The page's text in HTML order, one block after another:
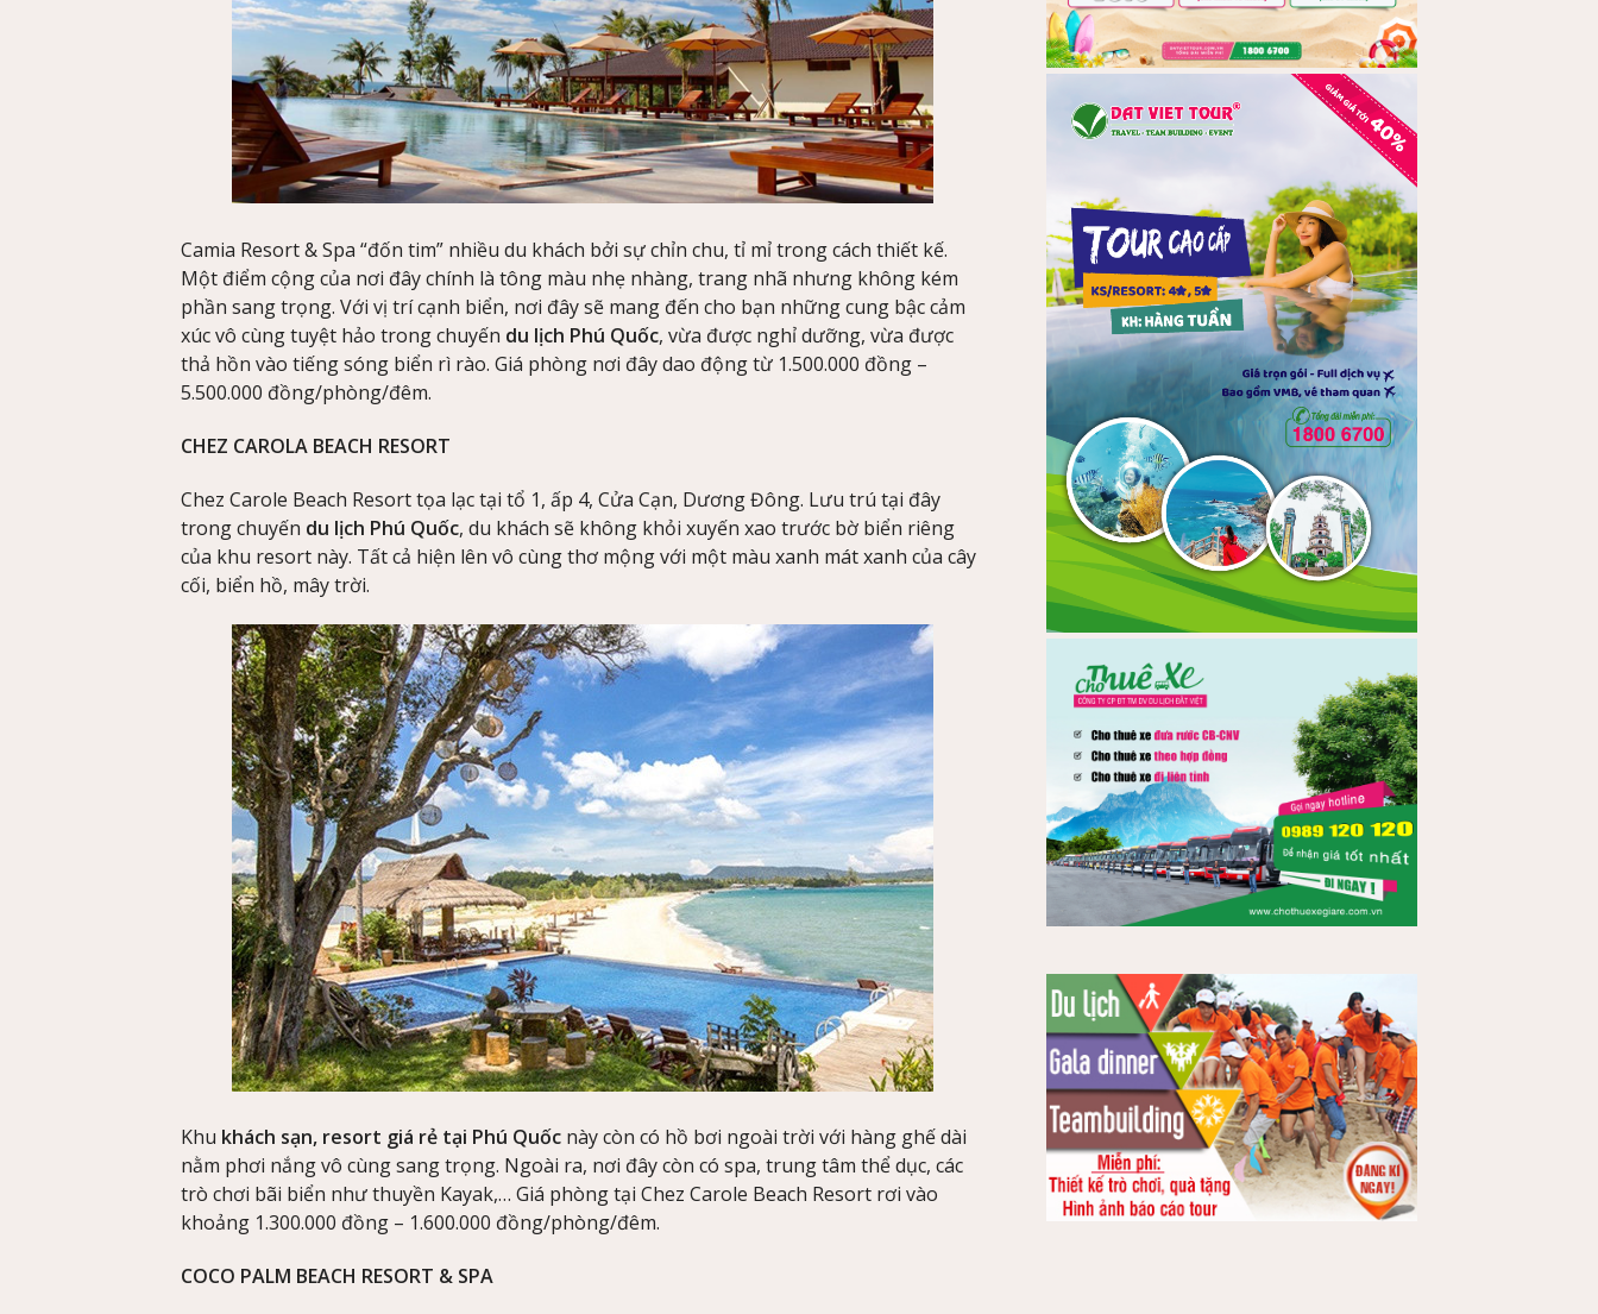
Camia Resort & Spa “đốn tim” nhiều du khách bởi sự chỉn chu, tỉ mỉ trong cách thiết kế.
Một điểm cộng của nơi đây chính là tông màu nhẹ nhàng, trang nhã nhưng không kém
phần sang trọng. Với vị trí cạnh biển, nơi đây sẽ mang đến cho bạn những cung bậc cảm
xúc vô cùng tuyệt hảo trong chuyến du lịch Phú Quốc, vừa được nghỉ dưỡng, vừa được
thả hồn vào tiếng sóng biển rì rào. Giá phòng nơi đây dao động từ 1.500.000 đồng –
5.500.000 đồng/phòng/đêm.
CHEZ CAROLA BEACH RESORT
Chez Carole Beach Resort tọa lạc tại tổ 1, ấp 4, Cửa Cạn, Dương Đông. Lưu trú tại đây
trong chuyến du lịch Phú Quốc, du khách sẽ không khỏi xuyến xao trước bờ biển riêng
của khu resort này. Tất cả hiện lên vô cùng thơ mộng với một màu xanh mát xanh của cây
cối, biển hồ, mây trời.
Khu khách sạn, resort giá rẻ tại Phú Quốc này còn có hồ bơi ngoài trời với hàng ghế dài
nằm phơi nắng vô cùng sang trọng. Ngoài ra, nơi đây còn có spa, trung tâm thể dục, các
trò chơi bãi biển như thuyền Kayak,… Giá phòng tại Chez Carole Beach Resort rơi vào
khoảng 1.300.000 đồng – 1.600.000 đồng/phòng/đêm.
COCO PALM BEACH RESORT & SPA